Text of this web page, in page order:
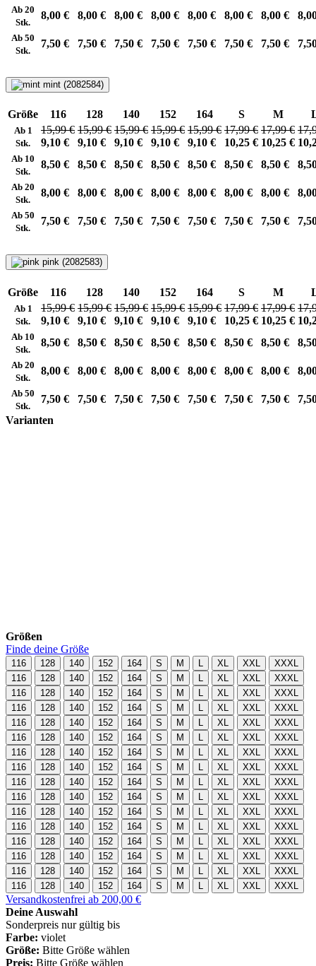
Ab 20
Stk.
8,00 € 8,00 € 8,00 € 8,00 € 8,00 € 8,00 € 8,00 €
Ab 50
Stk.
7,50 € 7,50 € 7,50 € 7,50 € 7,50 € 7,50 € 7,50 €
mint (2082584)
Größe 116 128 140 152 164 S M
Ab 1
Stk.
15,99 €
9,10 €
15,99 €
9,10 €
15,99 €
9,10 €
15,99 €
9,10 €
15,99 €
9,10 €
17,99 €
10,25 €
17,99 €
10,25 €
Ab 10
Stk.
8,50 € 8,50 € 8,50 € 8,50 € 8,50 € 8,50 € 8,50 €
Ab 20
Stk.
8,00 € 8,00 € 8,00 € 8,00 € 8,00 € 8,00 € 8,00 €
Ab 50
Stk.
7,50 € 7,50 € 7,50 € 7,50 € 7,50 € 7,50 € 7,50 €
pink (2082583)
Größe 116 128 140 152 164 S M
Ab 1
Stk.
15,99 €
9,10 €
15,99 €
9,10 €
15,99 €
9,10 €
15,99 €
9,10 €
15,99 €
9,10 €
17,99 €
10,25 €
17,99 €
10,25 €
Ab 10
Stk.
8,50 € 8,50 € 8,50 € 8,50 € 8,50 € 8,50 € 8,50 €
Ab 20
Stk.
8,00 € 8,00 € 8,00 € 8,00 € 8,00 € 8,00 € 8,00 €
Ab 50
Stk.
7,50 € 7,50 € 7,50 € 7,50 € 7,50 € 7,50 € 7,50 €
Varianten
Größen
Finde deine Größe
116 128 140 152 164 S M L XL XXL
XXXL
116
128 140 152 164 S M L XL XXL
XXXL
116
128 140 152 164 S M L XL XXL
XXXL
116
128 140 152 164 S M L XL XXL
XXXL
116
128 140 152 164 S M L XL XXL
XXXL
116
128 140 152 164 S M L XL XXL
XXXL
116
128 140 152 164 S M L XL XXL
XXXL
116
128 140 152 164 S M L XL XXL
XXXL
116
128 140 152 164 S M L XL XXL
XXXL
116
128 140 152 164 S M L XL XXL
XXXL
116
128 140 152 164 S M L XL XXL
XXXL
116
128 140 152 164 S M L XL XXL
XXXL
116
128 140 152 164 S M L XL XXL
XXXL
116
128 140 152 164 S M L XL XXL
XXXL
116
128 140 152 164 S M L XL XXL
XXXL
116
128 140 152 164 S M L XL XXL XXXL
Versandkostenfrei ab 200,00 €
Deine Auswahl
Sonderpreis nur gültig bis
Farbe: violet
Größe: Bitte Größe wählen
Preis: Bitte Größe wählen